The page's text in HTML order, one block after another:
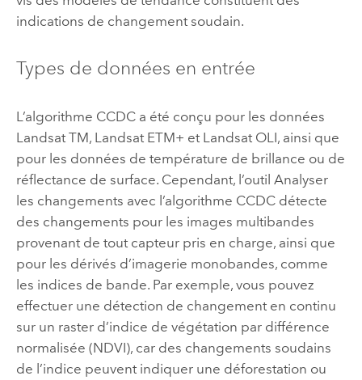
indications de changement soudain.
Types de données en entrée
L’algorithme CCDC a été conçu pour les données
Landsat TM, Landsat ETM+ et Landsat OLI, ainsi que
pour les données de température de brillance ou de
réflectance de surface. Cependant, l’outil Analyser
les changements avec l’algorithme CCDCdétecte
des changements pour les images multibandes
provenant de tout capteur pris en charge, ainsi que
pour les dérivés d’imagerie monobandes, comme
les indices de bande. Par exemple, vous pouvez
effectuer une détection de changement en continu
sur un raster d’indice de végétation par différence
normalisée (NDVI), car des changements soudains
de l’indice peuvent indiquer une déforestation ou